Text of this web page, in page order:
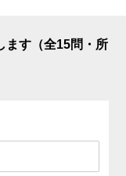
ます（全15問・所